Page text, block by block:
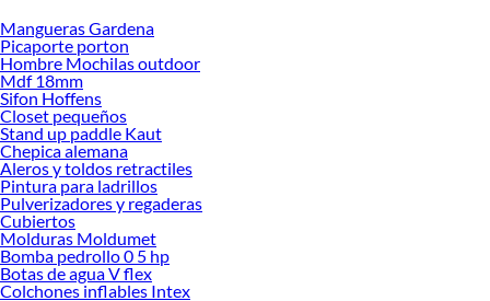
Desde remodelaciones hasta proyectos de decoración, estamos aquí para hacer
tus ideas realidad. ¡Visítanos y encuentra todo lo que tenemos para ofrecerte en
Llaves!
Explora la variedad de productos de Llaves en Sodimac
Herramientas, materiales y accesorios de calidad para tus proyectos y
renovación de espacios. ¡Visítanos y descubre todo lo que tenemos para
ofrecerte!
Encuentra una amplia variedad de productos de Llaves en Sodimac. Encuentra
todo lo necesario para tus proyectos de renovación y decoración. ¡Visítanos y
haz tus ideas realidad!
Mangueras Gardena
Picaporte porton
Hombre Mochilas outdoor
Mdf 18mm
Sifon Hoffens
Closet pequeños
Stand up paddle Kaut
Chepica alemana
Aleros y toldos retractiles
Pintura para ladrillos
Pulverizadores y regaderas
Cubiertos
Molduras Moldumet
Bomba pedrollo 0 5 hp
Botas de agua V flex
Colchones inflables Intex